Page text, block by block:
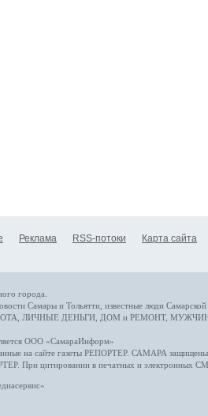
Реклама RSS-потоки Карта сайта
города.
Самары и Тольятти, известные люди
ЛИЧНЫЕ ДЕНЬГИ ДОМ и РЕМОНТ,
ООО «СамараИнформ»
на сайте газеты РЕПОРТЕР. САМАРА защищены.
При цитировании в печатных и электронных